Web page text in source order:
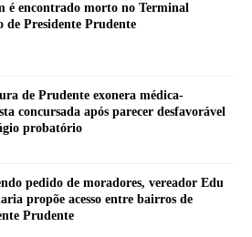
é encontrado morto no Terminal
de Presidente Prudente
de Prudente exonera médica-
concursada após parecer desfavorável
probatório
pedido de moradores, vereador Edu
propõe acesso entre bairros de
Prudente